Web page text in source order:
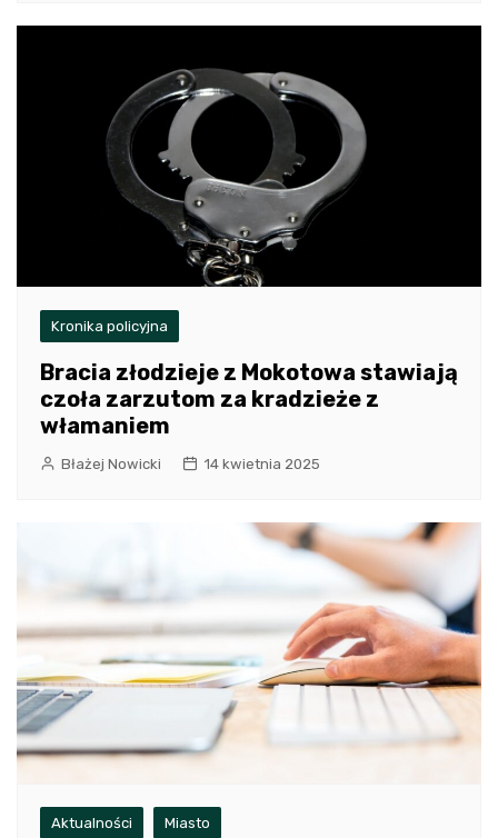
Kronika policyjna
Bracia złodzieje z Mokotowa stawiają
czoła zarzutom za kradzieże z
włamaniem
Błażej Nowicki 14 kwietnia 2025
Aktualności Miasto